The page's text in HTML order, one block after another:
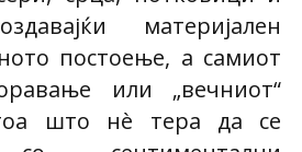
материјален
постоење, а самиот
или „вечниот“
што нè тера да се